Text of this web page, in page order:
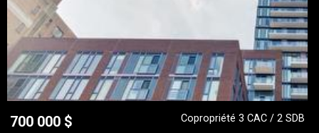
700 000 $
Copropriété 3 CAC / 2 SDB